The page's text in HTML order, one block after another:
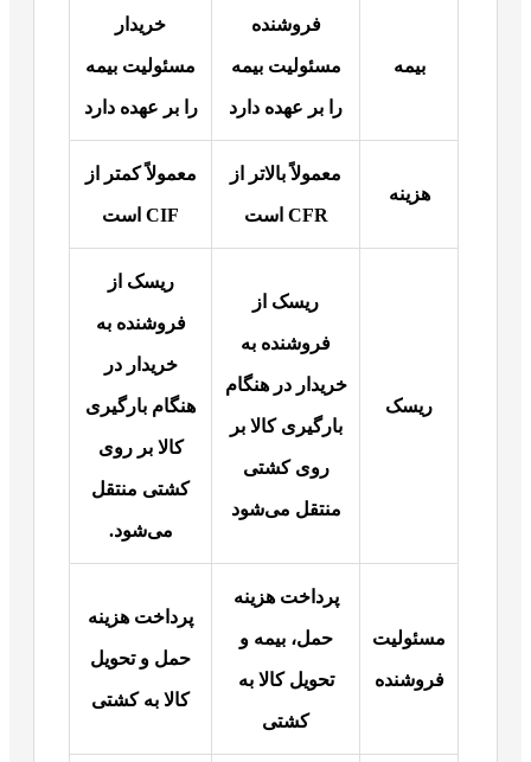
بیمه
فروشنده
مسئولیت بیمه
را بر عهده دارد
خریدار
مسئولیت بیمه
را بر عهده دارد
هزینه
معمولاً بالاتر از
CFR است
معمولاً کمتر از
CIF است
ریسک
ریسک از
فروشنده به
خریدار در هنگام
بارگیری کالا بر
روی کشتی
منتقل می‌شود
ریسک از
فروشنده به
خریدار در
هنگام بارگیری
کالا بر روی
کشتی منتقل
می‌شود.
مسئولیت
فروشنده
پرداخت هزینه
حمل، بیمه و
تحویل کالا به
کشتی
پرداخت هزینه
حمل و تحویل
کالا به کشتی